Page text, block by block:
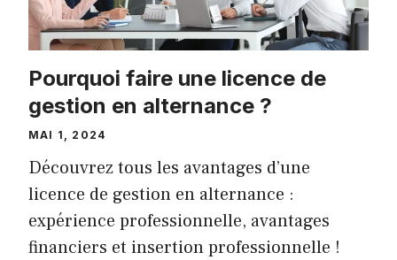
Pourquoi faire une licence de
gestion en alternance ?
MAI 1, 2024
Découvrez tous les avantages d’une
licence de gestion en alternance :
expérience professionnelle, avantages
financiers et insertion professionnelle !